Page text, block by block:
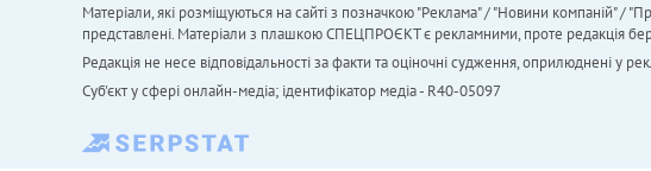
Матеріали, які розміщуються на сайті з позначкою "Реклама" / "Новини компаній" /
представлені. Матеріали з плашкою СПЕЦПРОЄКТ є рекламними, проте редакція
Редакція не несе відповідальності за факти та оціночні судження, оприлюднені у
Cуб'єкт у сфері онлайн-медіа; ідентифікатор медіа - R40-05097